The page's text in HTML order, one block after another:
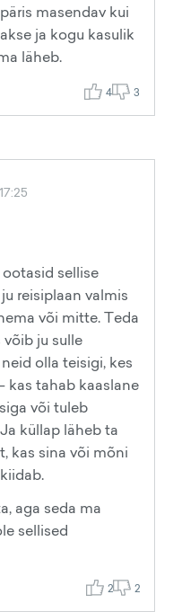
masendav kui
ja kogu kasulik
läheb.
4 3
sellise
reisiplaan valmis
või mitte. Teda
ju sulle
olla teisigi, kes
kas tahab kaaslane
või tuleb
küllap läheb ta
kas sina või mõni
aga seda ma
sellised
2 2